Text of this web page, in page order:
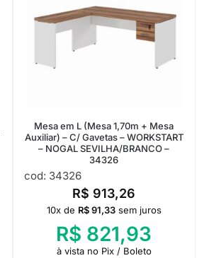
Mesa em L (Mesa 1,70m + Mesa
Auxiliar) – C/ Gavetas – WORKSTART
– NOGAL SEVILHA/BRANCO –
34326
cod: 34326
R$ 913,26
10x de R$91,33 sem juros
R$ 821,93
à vista no Pix / Boleto